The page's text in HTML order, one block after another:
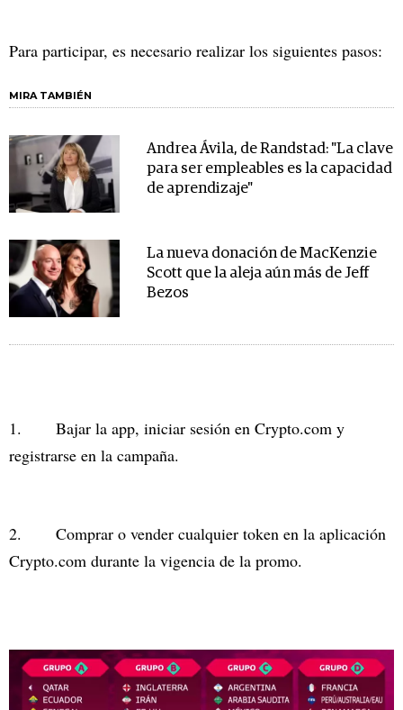
Para participar, es necesario realizar los siguientes pasos:
MIRA TAMBIÉN
Andrea Ávila, de Randstad: "La clave
para ser empleables es la capacidad
de aprendizaje"
La nueva donación de MacKenzie
Scott que la aleja aún más de Jeff
Bezos
1. Bajar la app, iniciar sesión en Crypto.com y
registrarse en la campaña.
2. Comprar o vender cualquier token en la aplicación
Crypto.com durante la vigencia de la promo.